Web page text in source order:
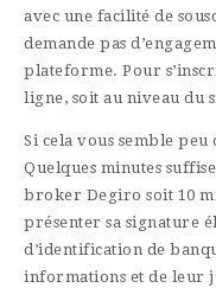
avec une facilité de
demande pas
plateforme. Pour
ligne, soit au niveau du
Si cela vous semble
Quelques minutes
broker Degiro soit 10
présenter sa signature
d’identification de
informations et de leur